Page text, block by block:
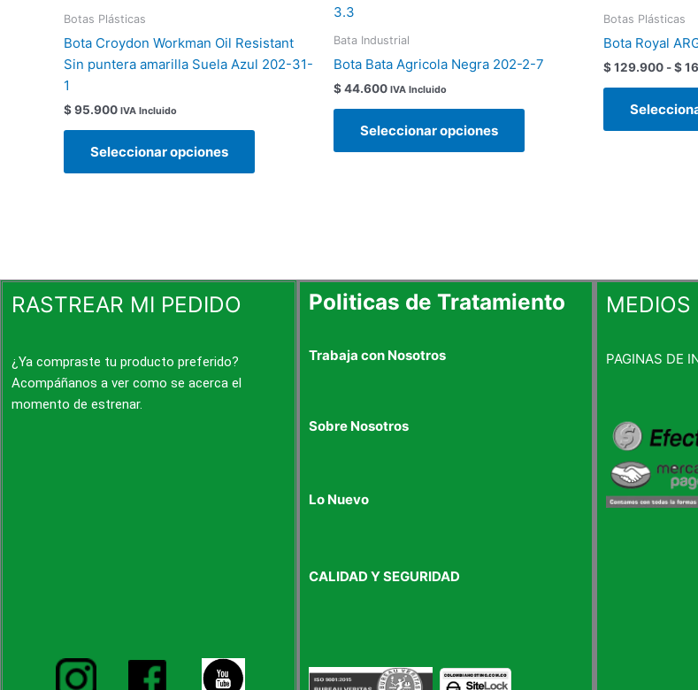
Botas Plásticas
Bota Croydon Workman Oil Resistant
Sin puntera amarilla Suela Azul 202-31-
1
$95.900 IVA Incluido
Seleccionar opciones
múltiples
variantes.
producto
Bata Industrial
Bota Bata Agricola Negra 202-2-7
$44.600 IVA Incluido
Seleccionar opciones
producto
Botas Plásticas
Bota Royal
$129.900 -$
RASTREAR MI PEDIDO
¿Ya compraste tu producto preferido?
Acompáñanos a ver como se acerca el
momento de estrenar.
Politicas de Tratamiento
Trabaja con Nosotros
Sobre Nosotros
Lo Nuevo
CALIDAD Y SEGURIDAD
MEDIOS
PAGINAS DE